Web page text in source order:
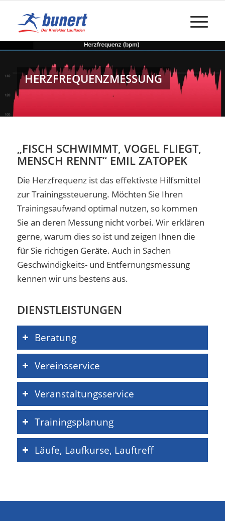
HERZFREQUENZMESSUNG
„FISCH SCHWIMMT, VOGEL FLIEGT,
MENSCH RENNT“ EMIL ZATOPEK
Die Herzfrequenz ist das effektivste Hilfsmittel
zur Trainingssteuerung. Möchten Sie Ihren
Trainingsaufwand optimal nutzen, so kommen
Sie an deren Messung nicht vorbei. Wir erklären
gerne, warum dies so ist und zeigen Ihnen die
für Sie richtigen Geräte. Auch in Sachen
Geschwindigkeits- und Entfernungsmessung
kennen wir uns bestens aus.
DIENSTLEISTUNGEN
Beratung
Vereinsservice
Veranstaltungsservice
Trainingsplanung
Läufe, Laufkurse, Lauftreff